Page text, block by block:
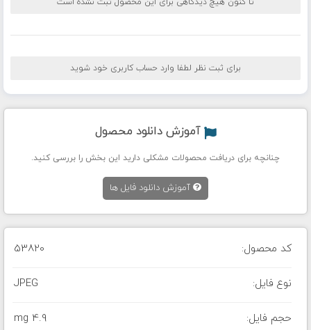
تا کنون هیچ دیدگاهی برای این محصول ثبت نشده است
برای ثبت نظر لطفا وارد حساب کاربری خود شوید
آموزش دانلود محصول
چنانچه برای دریافت محصولات مشکلی دارید این بخش را بررسی کنید.
آموزش دانلود فایل ها
کد محصول: 53820
نوع فایل: JPEG
حجم فایل: 4.9 mg